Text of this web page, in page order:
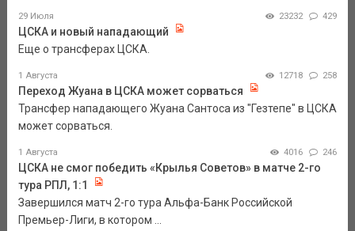
29 Июля 23232 429
ЦСКА и новый нападающий
Еще о трансферах ЦСКА.
1 Августа 12718 258
Переход Жуана в ЦСКА может сорваться
Трансфер нападающего Жуана Сантоса из "Гезтепе" в ЦСКА
может сорваться.
1 Августа 4016 246
ЦСКА не смог победить «Крылья Советов» в матче 2-го
тура РПЛ, 1:1
Завершился матч 2-го тура Альфа-Банк Российской
Премьер-Лиги, в котором ...